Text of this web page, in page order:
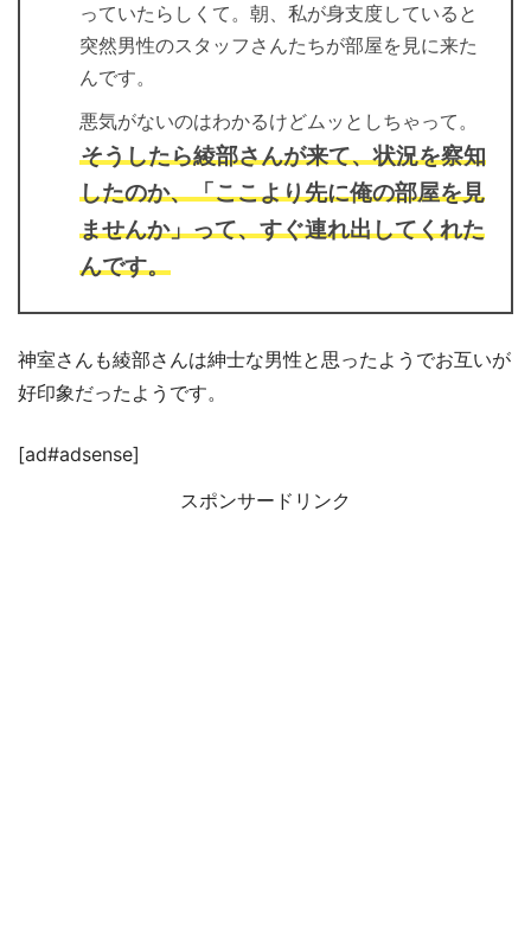
っていたらしくて。朝、私が身支度していると
突然男性のスタッフさんたちが部屋を見に来た
んです。
悪気がないのはわかるけどムッとしちゃって。
そうしたら綾部さんが来て、状況を察知
したのか、「ここより先に俺の部屋を見
ませんか」って、すぐ連れ出してくれた
んです。
神室さんも綾部さんは紳士な男性と思ったようでお互いが
好印象だったようです。
[ad#adsense]
スポンサードリンク